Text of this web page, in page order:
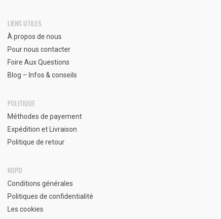
LIENS UTILES
À propos de nous
Pour nous contacter
Foire Aux Questions
Blog – Infos & conseils
POLITIQUE
Méthodes de payement
Expédition et Livraison
Politique de retour
RGPD
Conditions générales
Politiques de confidentialité
Les cookies